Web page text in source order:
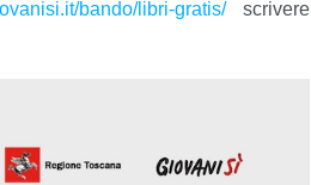
bando/libri-gratis/scrivere